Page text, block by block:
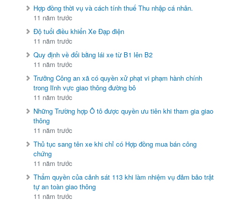
Hợp đồng thời vụ và cách tính thuế Thu nhập cá nhân.
11 năm trước
Độ tuổi điều khiển Xe Đạp điện
11 năm trước
Quy định về đổi bằng lái xe từ B1 lên B2
11 năm trước
Trưởng Công an xã có quyền xử phạt vi phạm hành chính
trong lĩnh vực giao thông đường bô
11 năm trước
Những Trường hợp Ô tô được quyền ưu tiên khi tham gia giao
thông
11 năm trước
Thủ tục sang tên xe khi chỉ có Hợp đồng mua bán công
chứng
11 năm trước
Thẩm quyền của cảnh sát 113 khi làm nhiệm vụ đảm bảo trật
tự an toàn giao thông
11 năm trước